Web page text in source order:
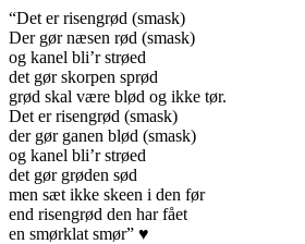
“Det er risengrød (smask)
Der gør næsen rød (smask)
og kanel bli’r strøed
det gør skorpen sprød
grød skal være blød og ikke tør.
Det er risengrød (smask)
der gør ganen blød (smask)
og kanel bli’r strøed
det gør grøden sød
men sæt ikke skeen i den før
end risengrød den har fået
en smørklat smør” ♥